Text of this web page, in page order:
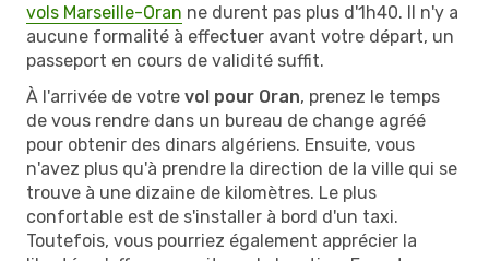
vols Marseille-Oran ne durent pas plus d'1h40. Il n'y a
aucune formalité à effectuer avant votre départ, un
passeport en cours de validité suffit.
À l'arrivée de votre vol pour Oran, prenez le temps
de vous rendre dans un bureau de change agréé
pour obtenir des dinars algériens. Ensuite, vous
n'avez plus qu'à prendre la direction de la ville qui se
trouve à une dizaine de kilomètres. Le plus
confortable est de s'installer à bord d'un taxi.
Toutefois, vous pourriez également apprécier la